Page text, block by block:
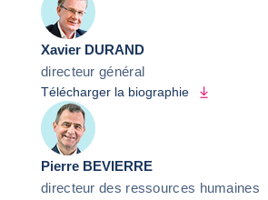
Xavier DURAND
directeur général
Télécharger la biographie
Pierre BEVIERRE
directeur des ressources humaines